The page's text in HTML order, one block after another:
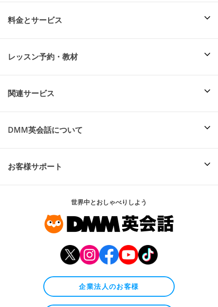
料金とサービス
レッスン予約・教材
関連サービス
DMM英会話について
お客様サポート
世界中とおしゃべりしよう
企業法人のお客様